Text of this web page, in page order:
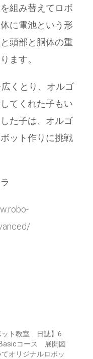
組み替えてロボ
に電池という形
頭部と胴体の重
ます。
くとり、オルゴ
てくれた子もい
た子は、オルゴ
ット作りに挑戦
ット教室 日誌】6
コース 展開図
てオリジナルロボッ